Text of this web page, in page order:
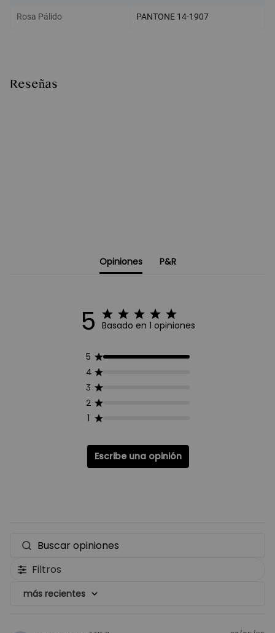
Rosa Pálido PANTONE 14-1907
Reseñas
Opiniones P&R
5 Basado en 1 opiniones
5
4
3
2
1
Escribe una opinión
Filtros
más recientes